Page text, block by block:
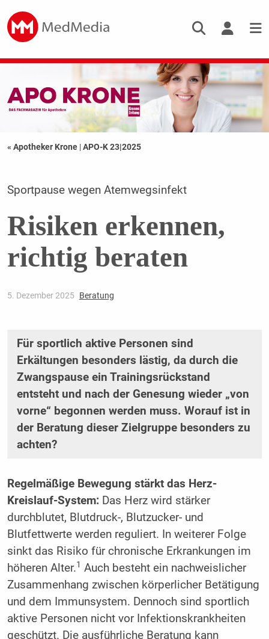
« Apotheker Krone |APO-K 23|2025
Sportpause wegen Atemwegsinfekt
Risiken erkennen,
richtig beraten
5. Dezember 2025 Beratung
Für sportlich aktive Personen sind
Erkältungen besonders lästig, da durch die
Zwangspause ein Trainingsrückstand
entsteht und nach der Genesung wieder „von
vorne“ begonnen werden muss. Worauf ist in
der Beratung dieser Zielgruppe besonders zu
achten?
Regelmäßige Bewegung stärkt das Herz-
Kreislauf-System:Das Herz wird stärker
durchblutet, Blutdruck-, Blutzucker- und
Blutfettwerte werden reguliert. In weiterer Folge
sinkt das Risiko für chronische Erkrankungen im
höheren Alter.1 Auch besteht ein nachweislicher
Zusammenhang zwischen körperlicher Betätigung
und dem Immunsystem. Dennoch sind sportlich
aktive Personen nicht vor Infektionskrankheiten
geschützt. Die ausführliche Beratung kann